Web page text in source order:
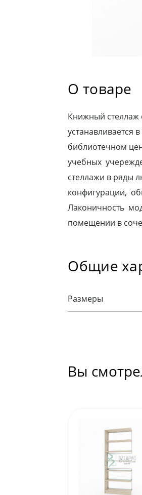
О товаре
Книжный стеллаж
библиотечном
учебных
стеллажи в ряды
конфигурации,
Лаконичность
помещении в
Общие
Размеры
Вы